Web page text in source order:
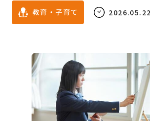
教育・子育て 2026.05.22